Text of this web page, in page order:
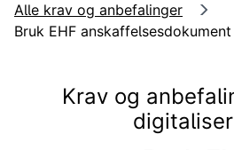
Alle krav og anbefalinger
Bruk EHF
Krav og